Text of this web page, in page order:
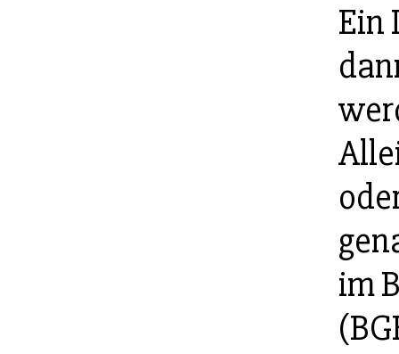
Ein
im